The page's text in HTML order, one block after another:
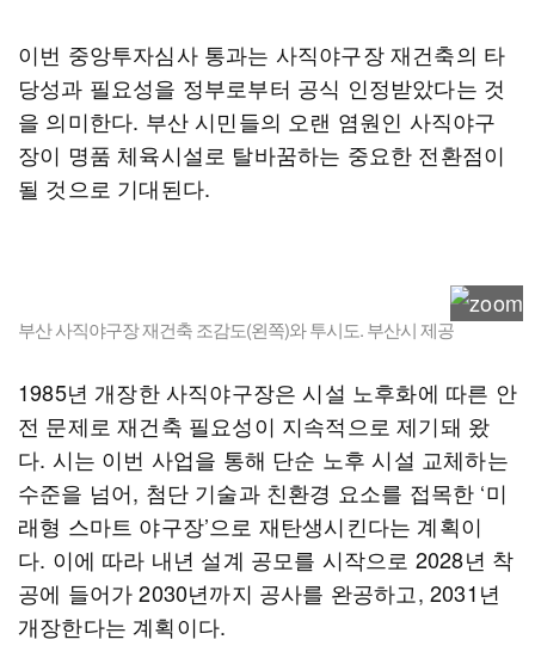
이번 중앙투자심사 통과는 사직야구장 재건축의 타
당성과 필요성을 정부로부터 공식 인정받았다는 것
을 의미한다. 부산 시민들의 오랜 염원인 사직야구
장이 명품 체육시설로 탈바꿈하는 중요한 전환점이
될 것으로 기대된다.
부산 사직야구장 재건축 조감도(왼쪽)와 투시도. 부산시 제공
1985년 개장한 사직야구장은 시설 노후화에 따른 안
전 문제로 재건축 필요성이 지속적으로 제기돼 왔
다. 시는 이번 사업을 통해 단순 노후 시설 교체하는
수준을 넘어, 첨단 기술과 친환경 요소를 접목한 ‘미
래형 스마트 야구장’으로 재탄생시킨다는 계획이
다. 이에 따라 내년 설계 공모를 시작으로 2028년 착
공에 들어가 2030년까지 공사를 완공하고, 2031년
개장한다는 계획이다.